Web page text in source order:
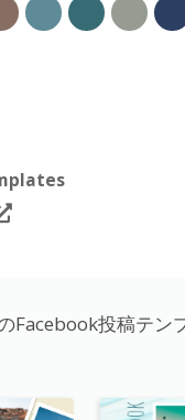
Facebook投稿テン